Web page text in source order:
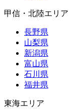
甲信・北陸エリア
長野県
山梨県
新潟県
富山県
石川県
福井県
東海エリア